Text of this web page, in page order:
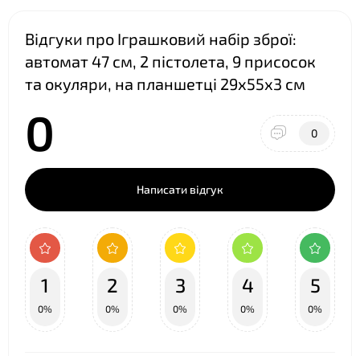
Відгуки про Іграшковий набір зброї:
автомат 47 см, 2 пістолета, 9 присосок
та окуляри, на планшетці 29х55х3 см
0 0
Написати відгук
1
0%
2
0%
3
0%
4
0%
5
0%